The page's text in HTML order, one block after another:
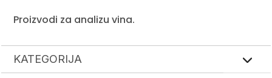
Proizvodi za analizu vina.
KATEGORIJA